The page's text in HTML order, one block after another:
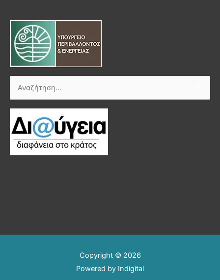
Αναζήτηση
Copyright © 2026
Powered by Indigital